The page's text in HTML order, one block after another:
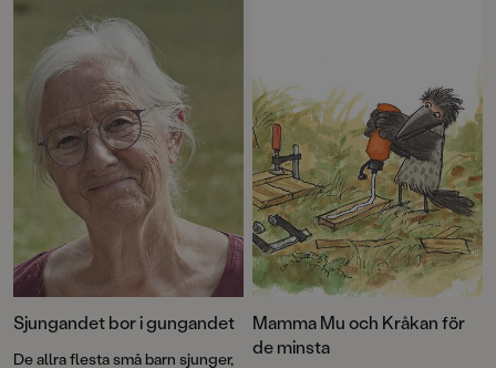
jubileet med en ny pekbok:
Kråkans kläder
Sjungandet bor i gungandet
De allra flesta små barn sjunger,
Mamma Mu och Kråkan för
de minsta